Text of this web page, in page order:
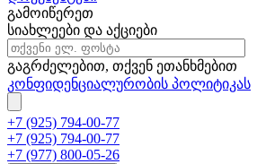
გამოიწერეთ
სიახლეები და აქციები
გაგრძელებით, თქვენ ეთანხმებით
კონფიდენციალურობის პოლიტიკას
+7 (925) 794-00-77
+7 (925) 794-00-77
+7 (977) 800-05-26